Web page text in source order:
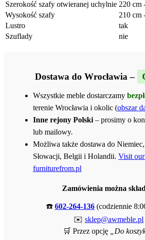
Szerokość szafy otwieranej uchylnie 220 cm
Wysokość szafy
210 cm
Lustro
tak
Szuflady
nie
Dostawa do Wrocławia –
Wszystkie meble dostarczamy
terenie Wrocławia i okolic (obszar
Inne rejony Polski – prosimy o
lub mailowy.
Możliwa także dostawa do
Słowacji, Belgii i Holandii. Visit
furniturefrom.pl
Zamówienia można
☎️ 602-264-136 (codziennie
✉️ sklep@awmeble.pl
🛒 Przez opcję
„Do